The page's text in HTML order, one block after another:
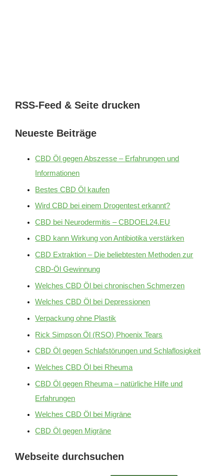
RSS-Feed & Seite drucken
Neueste Beiträge
CBD Öl gegen Abszesse – Erfahrungen und
Informationen
Bestes CBD Öl kaufen
Wird CBD bei einem Drogentest erkannt?
CBD bei Neurodermitis – CBDOEL24.EU
CBD kann Wirkung von Antibiotika verstärken
CBD Extraktion – Die beliebtesten Methoden zur
CBD-Öl Gewinnung
Welches CBD Öl bei chronischen Schmerzen
Welches CBD Öl bei Depressionen
Verpackung ohne Plastik
Rick Simpson Öl (RSO) Phoenix Tears
CBD Öl gegen Schlafstörungen und Schlaflosigkeit
Welches CBD Öl bei Rheuma
CBD Öl gegen Rheuma – natürliche Hilfe und
Erfahrungen
Welches CBD Öl bei Migräne
CBD Öl gegen Migräne
Webseite durchsuchen